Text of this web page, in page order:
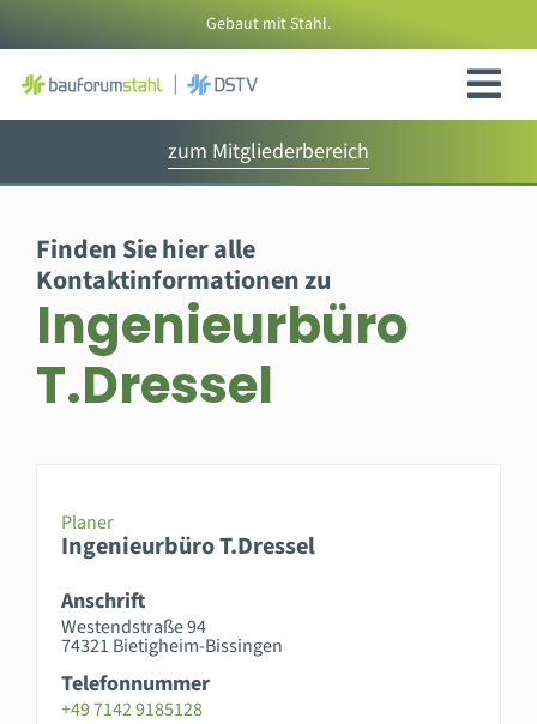
Inhalt
springen
Gebaut mit Stahl.
zum Mitgliederbereich
Finden Sie hier alle
Kontaktinformationen zu
Ingenieurbüro
T.Dressel
Planer
Ingenieurbüro T.Dressel
Anschrift
Westendstraße 94
74321 Bietigheim-Bissingen
Telefonnummer
+49 7142 9185128